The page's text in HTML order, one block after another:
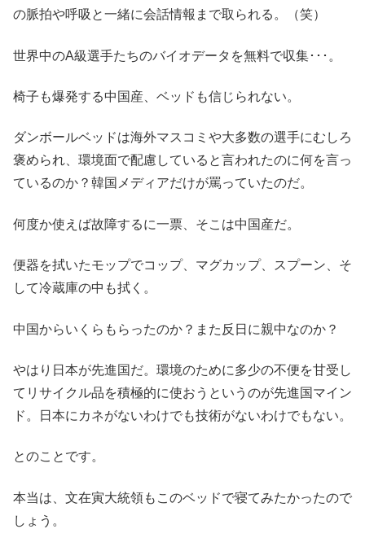
の脈拍や呼吸と一緒に会話情報まで取られる。（笑）
世界中のA級選手たちのバイオデータを無料で収集･･･。
椅子も爆発する中国産、ベッドも信じられない。
ダンボールベッドは海外マスコミや大多数の選手にむしろ
褒められ、環境面で配慮していると言われたのに何を言っ
ているのか？韓国メディアだけが罵っていたのだ。
何度か使えば故障するに一票、そこは中国産だ。
便器を拭いたモップでコップ、マグカップ、スプーン、そ
して冷蔵庫の中も拭く。
中国からいくらもらったのか？また反日に親中なのか？
やはり日本が先進国だ。環境のために多少の不便を甘受し
てリサイクル品を積極的に使おうというのが先進国マイン
ド。日本にカネがないわけでも技術がないわけでもない。
とのことです。
本当は、文在寅大統領もこのベッドで寝てみたかったので
しょう。